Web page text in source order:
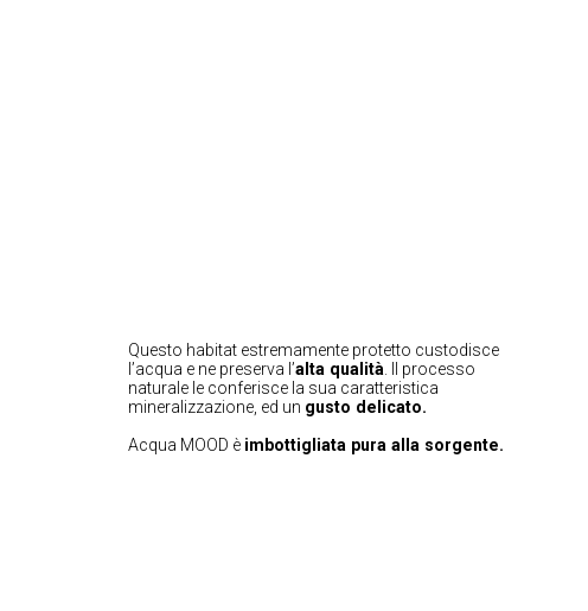
Questo habitat estremamente protetto custodisce
l’acqua e ne preserva l’alta qualità . Il processo
naturale le conferisce la sua caratteristica
mineralizzazione, ed un gusto delicato.
Acqua MOOD è imbottigliata pura alla sorgente.